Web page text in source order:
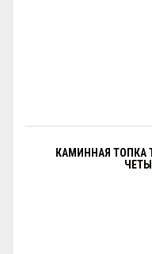
КАМИННАЯ ТОПКА